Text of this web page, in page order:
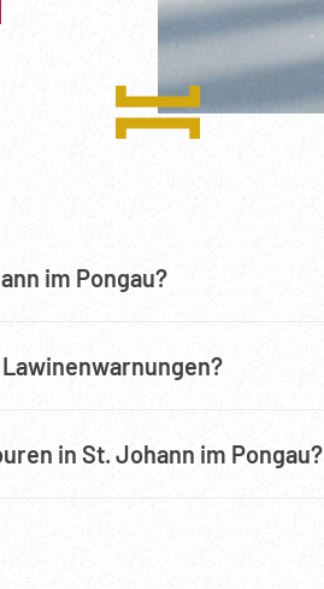
im Pongau?
in St. Johann im Pongau?